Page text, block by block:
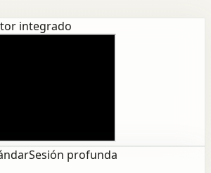
integrado
Sesión profunda